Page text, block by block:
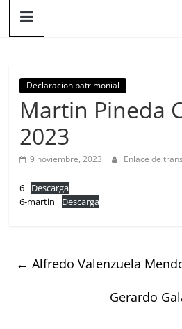
Declaracion patrimonial
Martin Pineda
2023
9 noviembre, 2023 Enlace de
6
Descarga
6-martin
Descarga
← Alfredo Valenzuela
Gerardo